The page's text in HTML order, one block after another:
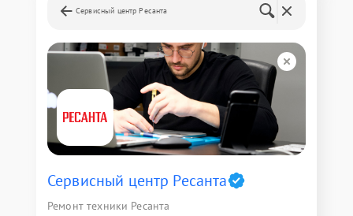
Сервисный центр Ресанта
Сервисный центр Ресанта
Ремонт техники Ресанта